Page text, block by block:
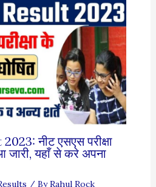
नीट एसएस परीक्षा
जारी, यहाँ से करे अपना
/ ByRahul Rock